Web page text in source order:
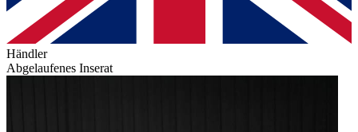
Händler
Abgelaufenes Inserat